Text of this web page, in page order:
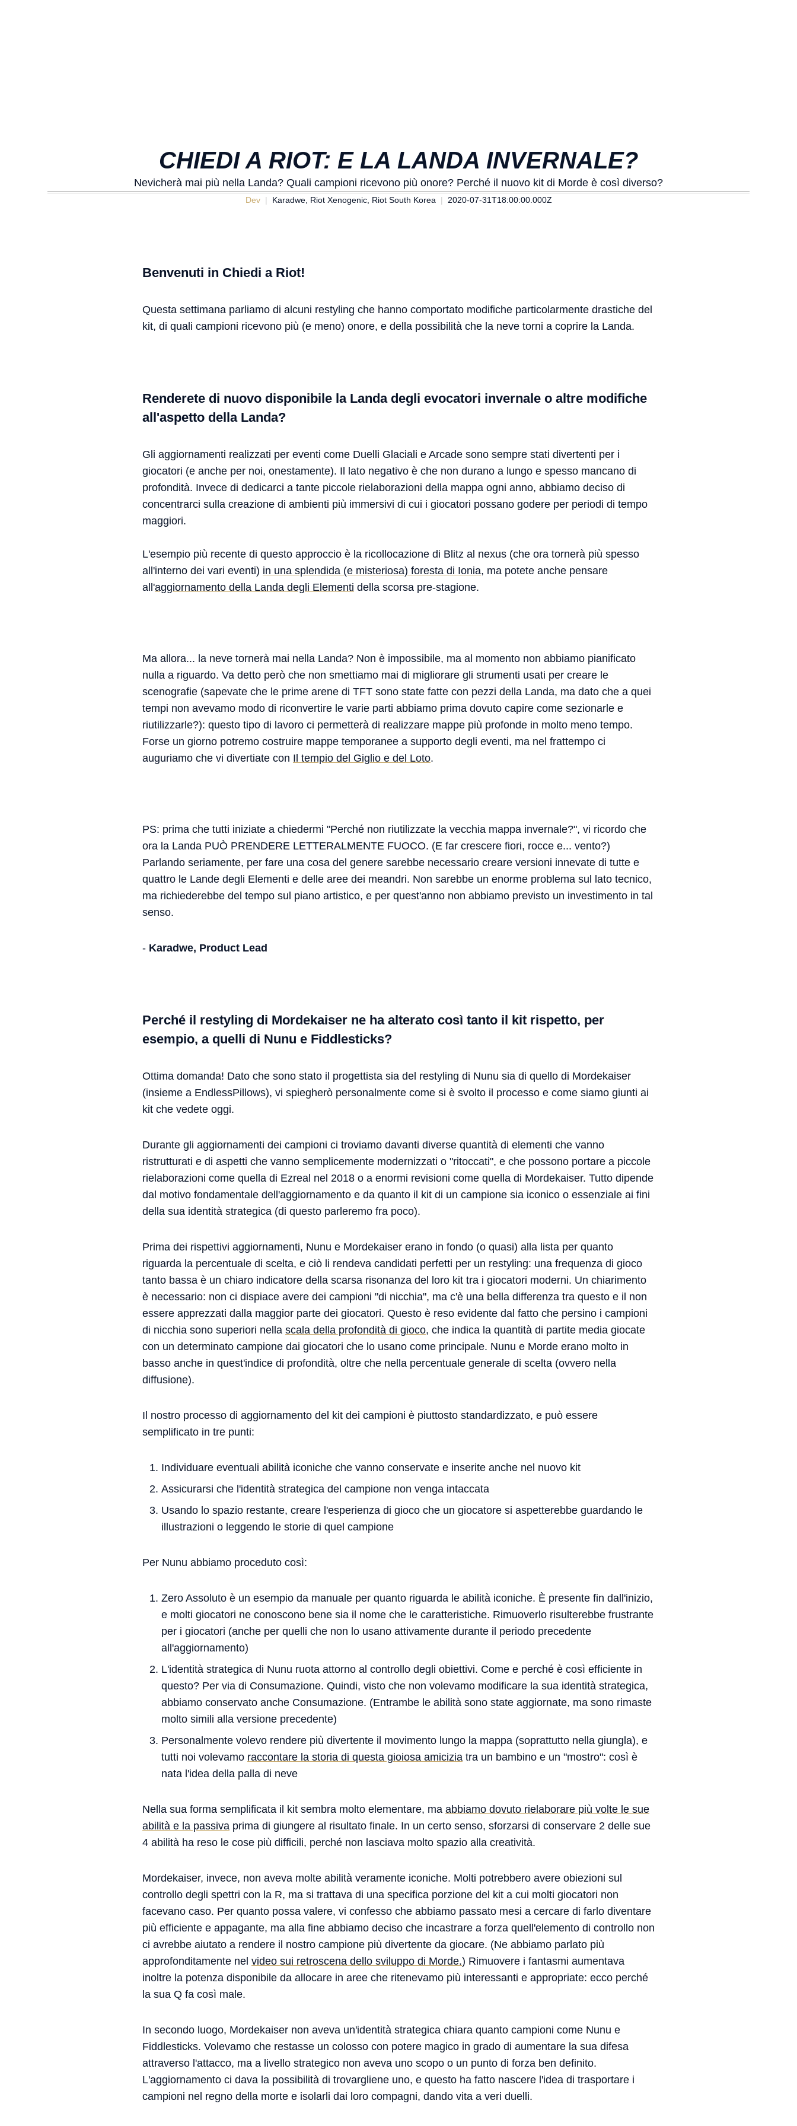
CHIEDI A RIOT: E LA LANDA INVERNALE?
Nevicherà mai più nella Landa? Quali campioni ricevono più onore? Perché il nuovo kit di Morde è così diverso?
Dev Karadwe, Riot Xenogenic, Riot South Korea 2020-07-31T18:00:00.000Z
Benvenuti in Chiedi a Riot!
Questa settimana parliamo di alcuni restyling che hanno comportato modifiche particolarmente drastiche del
kit, di quali campioni ricevono più (e meno) onore, e della possibilità che la neve torni a coprire la Landa.
Renderete di nuovo disponibile la Landa degli evocatori invernale o altre modifiche
all'aspetto della Landa?
Gli aggiornamenti realizzati per eventi come Duelli Glaciali e Arcade sono sempre stati divertenti per i
giocatori (e anche per noi, onestamente). Il lato negativo è che non durano a lungo e spesso mancano di
profondità. Invece di dedicarci a tante piccole rielaborazioni della mappa ogni anno, abbiamo deciso di
concentrarci sulla creazione di ambienti più immersivi di cui i giocatori possano godere per periodi di tempo
maggiori.
L'esempio più recente di questo approccio è la ricollocazione di Blitz al nexus (che ora tornerà più spesso
all'interno dei vari eventi) in una splendida (e misteriosa) foresta di Ionia, ma potete anche pensare
all'aggiornamento della Landa degli Elementi della scorsa pre-stagione.
Ma allora... la neve tornerà mai nella Landa? Non è impossibile, ma al momento non abbiamo pianificato
nulla a riguardo. Va detto però che non smettiamo mai di migliorare gli strumenti usati per creare le
scenografie (sapevate che le prime arene di TFT sono state fatte con pezzi della Landa, ma dato che a quei
tempi non avevamo modo di riconvertire le varie parti abbiamo prima dovuto capire come sezionarle e
riutilizzarle?): questo tipo di lavoro ci permetterà di realizzare mappe più profonde in molto meno tempo.
Forse un giorno potremo costruire mappe temporanee a supporto degli eventi, ma nel frattempo ci
auguriamo che vi divertiate con Il tempio del Giglio e del Loto.
PS: prima che tutti iniziate a chiedermi "Perché non riutilizzate la vecchia mappa invernale?", vi ricordo che
ora la Landa PUÒ PRENDERE LETTERALMENTE FUOCO. (E far crescere fiori, rocce e... vento?)
Parlando seriamente, per fare una cosa del genere sarebbe necessario creare versioni innevate di tutte e
quattro le Lande degli Elementi e delle aree dei meandri. Non sarebbe un enorme problema sul lato tecnico,
ma richiederebbe del tempo sul piano artistico, e per quest'anno non abbiamo previsto un investimento in tal
senso.
- Karadwe, Product Lead
Perché il restyling di Mordekaiser ne ha alterato così tanto il kit rispetto, per
esempio, a quelli di Nunu e Fiddlesticks?
Ottima domanda! Dato che sono stato il progettista sia del restyling di Nunu sia di quello di Mordekaiser
(insieme a EndlessPillows), vi spiegherò personalmente come si è svolto il processo e come siamo giunti ai
kit che vedete oggi.
Durante gli aggiornamenti dei campioni ci troviamo davanti diverse quantità di elementi che vanno
ristrutturati e di aspetti che vanno semplicemente modernizzati o "ritoccati", e che possono portare a piccole
rielaborazioni come quella di Ezreal nel 2018 o a enormi revisioni come quella di Mordekaiser. Tutto dipende
dal motivo fondamentale dell'aggiornamento e da quanto il kit di un campione sia iconico o essenziale ai fini
della sua identità strategica (di questo parleremo fra poco).
Prima dei rispettivi aggiornamenti, Nunu e Mordekaiser erano in fondo (o quasi) alla lista per quanto
riguarda la percentuale di scelta, e ciò li rendeva candidati perfetti per un restyling: una frequenza di gioco
tanto bassa è un chiaro indicatore della scarsa risonanza del loro kit tra i giocatori moderni. Un chiarimento
è necessario: non ci dispiace avere dei campioni "di nicchia", ma c'è una bella differenza tra questo e il non
essere apprezzati dalla maggior parte dei giocatori. Questo è reso evidente dal fatto che persino i campioni
di nicchia sono superiori nella scala della profondità di gioco, che indica la quantità di partite media giocate
con un determinato campione dai giocatori che lo usano come principale. Nunu e Morde erano molto in
basso anche in quest'indice di profondità, oltre che nella percentuale generale di scelta (ovvero nella
diffusione).
Il nostro processo di aggiornamento del kit dei campioni è piuttosto standardizzato, e può essere
semplificato in tre punti:
Individuare eventuali abilità iconiche che vanno conservate e inserite anche nel nuovo kit
Assicurarsi che l'identità strategica del campione non venga intaccata
Usando lo spazio restante, creare l'esperienza di gioco che un giocatore si aspetterebbe guardando le
illustrazioni o leggendo le storie di quel campione
Per Nunu abbiamo proceduto così:
Zero Assoluto è un esempio da manuale per quanto riguarda le abilità iconiche. È presente fin dall'inizio,
e molti giocatori ne conoscono bene sia il nome che le caratteristiche. Rimuoverlo risulterebbe frustrante
per i giocatori (anche per quelli che non lo usano attivamente durante il periodo precedente
all'aggiornamento)
L'identità strategica di Nunu ruota attorno al controllo degli obiettivi. Come e perché è così efficiente in
questo? Per via di Consumazione. Quindi, visto che non volevamo modificare la sua identità strategica,
abbiamo conservato anche Consumazione. (Entrambe le abilità sono state aggiornate, ma sono rimaste
molto simili alla versione precedente)
Personalmente volevo rendere più divertente il movimento lungo la mappa (soprattutto nella giungla), e
tutti noi volevamo raccontare la storia di questa gioiosa amicizia tra un bambino e un "mostro": così è
nata l'idea della palla di neve
Nella sua forma semplificata il kit sembra molto elementare, ma abbiamo dovuto rielaborare più volte le sue
abilità e la passiva prima di giungere al risultato finale. In un certo senso, sforzarsi di conservare 2 delle sue
4 abilità ha reso le cose più difficili, perché non lasciava molto spazio alla creatività.
Mordekaiser, invece, non aveva molte abilità veramente iconiche. Molti potrebbero avere obiezioni sul
controllo degli spettri con la R, ma si trattava di una specifica porzione del kit a cui molti giocatori non
facevano caso. Per quanto possa valere, vi confesso che abbiamo passato mesi a cercare di farlo diventare
più efficiente e appagante, ma alla fine abbiamo deciso che incastrare a forza quell'elemento di controllo non
ci avrebbe aiutato a rendere il nostro campione più divertente da giocare. (Ne abbiamo parlato più
approfonditamente nel video sui retroscena dello sviluppo di Morde.) Rimuovere i fantasmi aumentava
inoltre la potenza disponibile da allocare in aree che ritenevamo più interessanti e appropriate: ecco perché
la sua Q fa così male.
In secondo luogo, Mordekaiser non aveva un'identità strategica chiara quanto campioni come Nunu e
Fiddlesticks. Volevamo che restasse un colosso con potere magico in grado di aumentare la sua difesa
attraverso l'attacco, ma a livello strategico non aveva uno scopo o un punto di forza ben definito.
L'aggiornamento ci dava la possibilità di trovargliene uno, e questo ha fatto nascere l'idea di trasportare i
campioni nel regno della morte e isolarli dai loro compagni, dando vita a veri duelli.